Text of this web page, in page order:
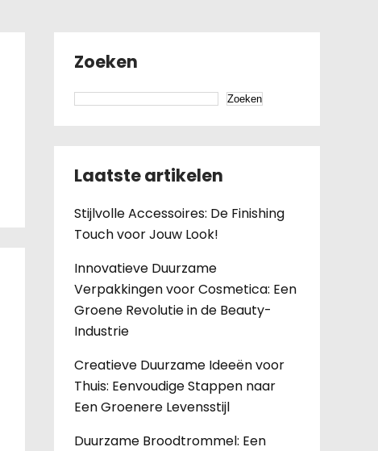
Zoeken
Zoeken
Laatste artikelen
Stijlvolle Accessoires: De Finishing
Touch voor Jouw Look!
Innovatieve Duurzame
Verpakkingen voor Cosmetica: Een
Groene Revolutie in de Beauty-
Industrie
Creatieve Duurzame Ideeën voor
Thuis: Eenvoudige Stappen naar
Een Groenere Levensstijl
Duurzame Broodtrommel: Een